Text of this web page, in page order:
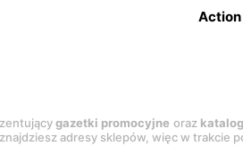
Action
gazetki promocyjne oraz
adresy sklepów, więc w trakcie